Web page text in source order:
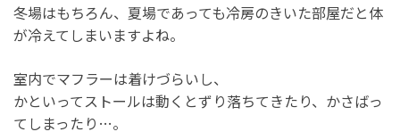
冬場はもちろん、夏場であっても冷房のきいた部屋だと体
が冷えてしまいますよね。
室内でマフラーは着けづらいし、
かといってストールは動くとずり落ちてきたり、かさばっ
てしまったり…。